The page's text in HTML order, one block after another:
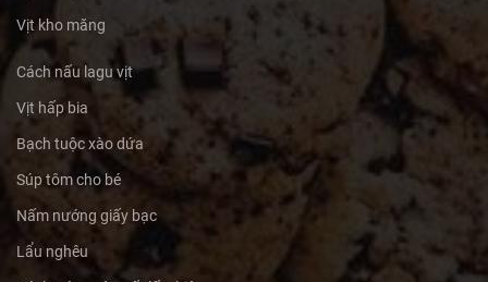
Vịt kho măng
Cách nấu lagu vịt
Vịt hấp bia
Bạch tuộc xào dứa
Súp tôm cho bé
Nấm nướng giấy bạc
Lẩu nghêu